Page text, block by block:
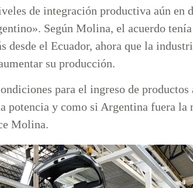
de integración productiva aún en
Según Molina, el acuerdo
desde el Ecuador, ahora que la
su producción.
para el ingreso de productos
potencia y como si Argentina fuera la
Molina.